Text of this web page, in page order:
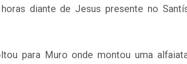
diante de Jesus presente no
para Muro onde montou uma